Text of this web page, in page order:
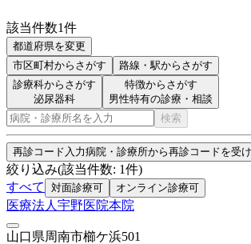
該当件数1件
都道府県を変更
市区町村からさがす 路線・駅からさがす
診療科からさがす
泌尿器科
特徴からさがす
男性特有の診療・相談
検索
再診コード入力病院・診療所から再診コードを受
絞り込み(該当件数: 1件)
すべて
対面診療可 オンライン診療可
医療法人宇野医院本院
山口県周南市櫛ケ浜501